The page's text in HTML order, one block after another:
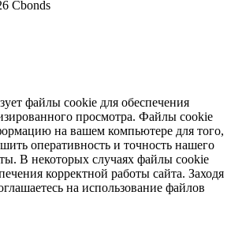
Cbonds
файлы cookie для обеспечения
просмотра. Файлы cookie
на вашем компьютере для того,
оперативность и точность нашего
В некоторых случаях файлы cookie
корректной работы сайта. Заходя
на использование файлов